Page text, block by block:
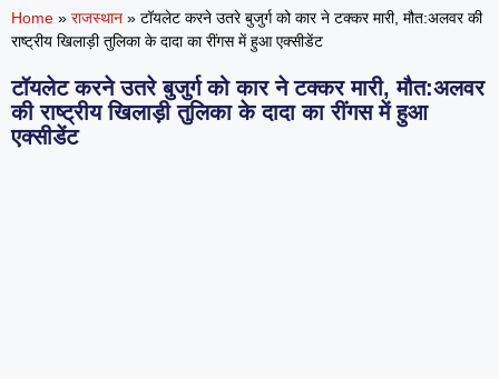
Home » राजस्थान » टॉयलेट करने उतरे बुजुर्ग को कार ने टक्कर मारी, मौत:अलवर की
राष्ट्रीय खिलाड़ी तुलिका के दादा का रींगस में हुआ एक्सीडेंट
टॉयलेट करने उतरे बुजुर्ग को कार ने टक्कर मारी, मौत:अलवर
की राष्ट्रीय खिलाड़ी तुलिका के दादा का रींगस में हुआ
एक्सीडेंट